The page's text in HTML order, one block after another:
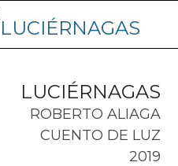
LUCIÉRNAGAS
LUCIÉRNAGAS
ROBERTO ALIAGA
CUENTO DE LUZ
2019